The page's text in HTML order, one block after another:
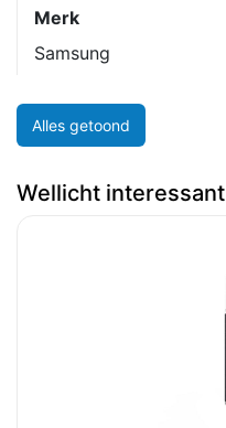
Merk
Samsung
Alles getoond
Wellicht interessant